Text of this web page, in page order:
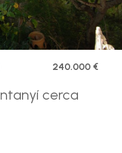
240.000 €
cerca